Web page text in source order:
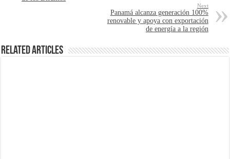
Next
Panamá alcanza generación 100%
renovable y apoya con exportación
de energía a la región
Related Articles